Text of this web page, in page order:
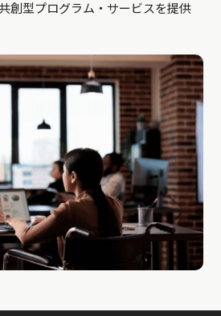
創型プログラム・サービスを提供